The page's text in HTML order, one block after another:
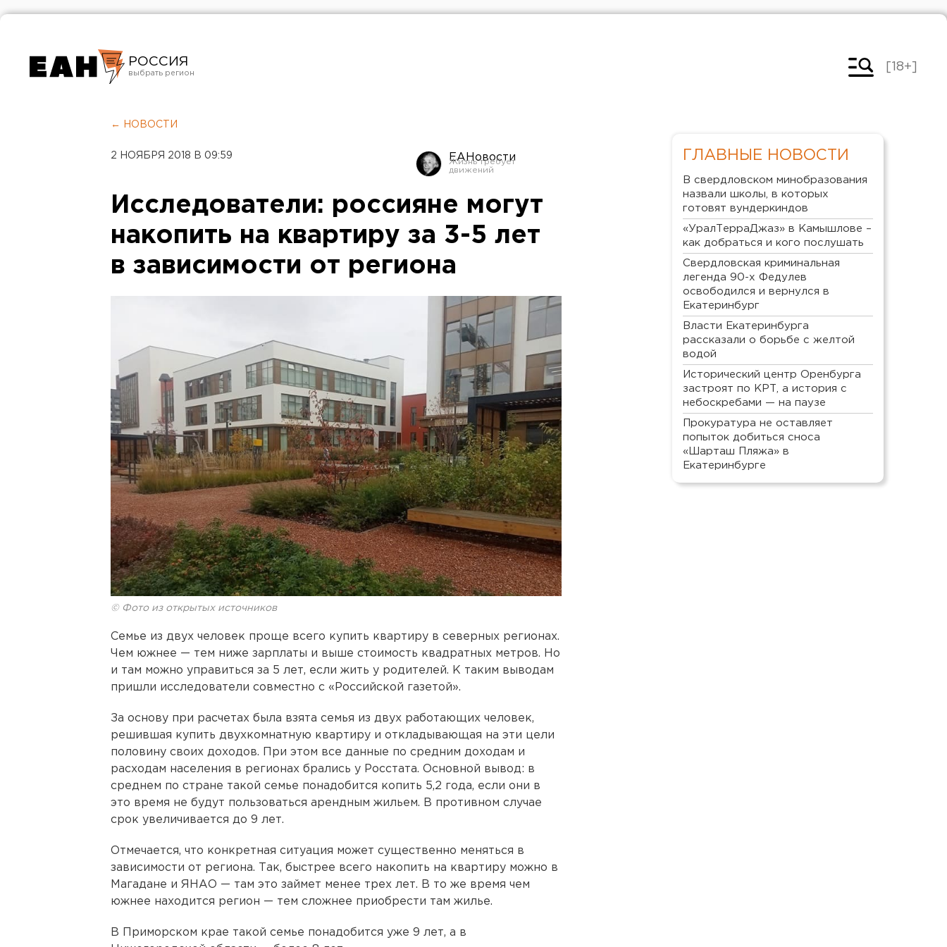
РОССИЯ
Челябинск
[18+]
← НОВОСТИ
2 НОЯБРЯ 2018 В 09:59 ЕАНовости
Исследователи: россияне могут
накопить на квартиру за 3-5 лет
в зависимости от региона
© Фото из открытых источников
Семье из двух человек проще всего купить квартиру в северных регионах.
Чем южнее — тем ниже зарплаты и выше стоимость квадратных метров. Но
и там можно управиться за 5 лет, если жить у родителей. К таким выводам
пришли исследователи совместно с «Российской газетой».
За основу при расчетах была взята семья из двух работающих человек,
решившая купить двухкомнатную квартиру и откладывающая на эти цели
половину своих доходов. При этом все данные по средним доходам и
расходам населения в регионах брались у Росстата. Основной вывод: в
среднем по стране такой семье понадобится копить 5,2 года, если они в
это время не будут пользоваться арендным жильем. В противном случае
срок увеличивается до 9 лет.
Отмечается, что конкретная ситуация может существенно меняться в
зависимости от региона. Так, быстрее всего накопить на квартиру можно в
Магадане и ЯНАО — там это займет менее трех лет. В то же время чем
южнее находится регион — тем сложнее приобрести там жилье.
В Приморском крае такой семье понадобится уже 9 лет, а в
ГЛАВНЫЕ НОВОСТИ
В свердловском минобразования
назвали школы, в которых
готовят вундеркиндов
«УралТерраДжаз» в Камышлове –
как добраться и кого послушать
Свердловская криминальная
легенда 90-х Федулев
освободился и вернулся в
Екатеринбург
Власти Екатеринбурга
рассказали о борьбе с желтой
водой
Исторический центр Оренбурга
застроят по КРТ, а история с
небоскребами — на паузе
Прокуратура не оставляет
попыток добиться сноса
«Шарташ Пляжа» в
Екатеринбурге